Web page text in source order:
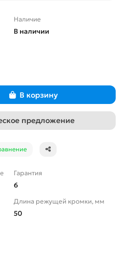
Наличие
В наличии
В корзину
предложение
Гарантия
6
Длина режущей кромки, мм
50